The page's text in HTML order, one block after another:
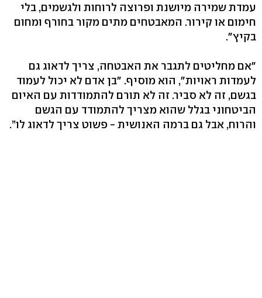
עמדת שמירה מיושנת ופרוצה לרוחות ולגשמים, בלי
חימום או קירור. המאבטחים מתים מקור בחורף ומחום
בקיץ".
"אם מחליטים לתגבר את האבטחה, צריך לדאוג גם
לעמדות ראויות", הוא מוסיף. "בן אדם לא יכול לעמוד
בגשם, זה לא סביר. זה לא תורם להתמודדות עם האיום
הביטחוני בגלל שהוא מצריך להתמודד עם הגשם
והרוח, אבל גם ברמה האנושית - פשוט צריך לדאוג לו”.